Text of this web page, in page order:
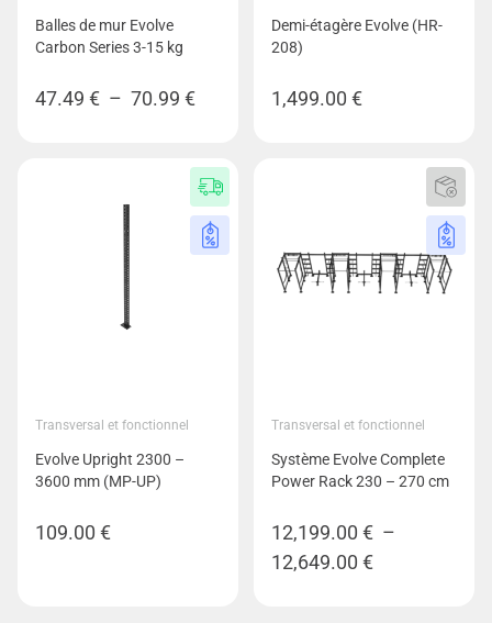
Balles de mur Evolve
Carbon Series 3-15 kg
47.49 € – 70.99 €Plage
47.49 €
à
70.99 €
Demi-étagère Evolve (HR-
208)
1,499.00 €
Transversal et fonctionnel
Evolve Upright 2300 –
3600 mm (MP-UP)
109.00 €
Transversal et fonctionnel
Système Evolve Complete
Power Rack 230 – 270 cm
12,199.00 € –
12,649.00 €Plage